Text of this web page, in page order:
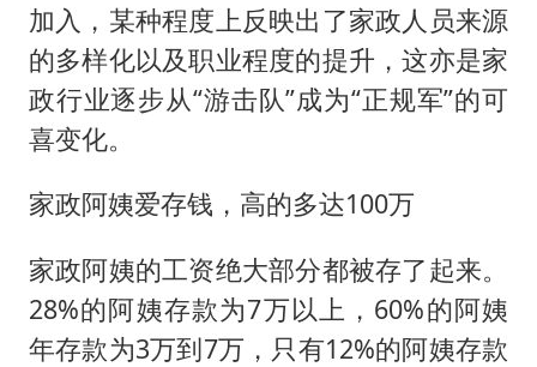
加入，某种程度上反映出了家政人员来源
的多样化以及职业程度的提升，这亦是家
政行业逐步从“游击队”成为“正规军”的可
喜变化。
家政阿姨爱存钱，高的多达100万
家政阿姨的工资绝大部分都被存了起来。
28%的阿姨存款为7万以上，60%的阿姨
年存款为3万到7万，只有12%的阿姨存款